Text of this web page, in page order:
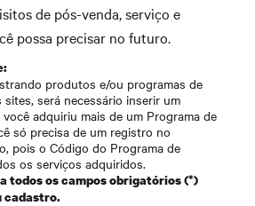
de pós-venda, serviço e
possa precisar no futuro.
produtos e/ou programas de
será necessário inserir um
adquiriu mais de um Programa de
só precisa de um registro no
pois o Código do Programa de
os serviços adquiridos.
todos os campos obrigatórios (*)
cadastro.